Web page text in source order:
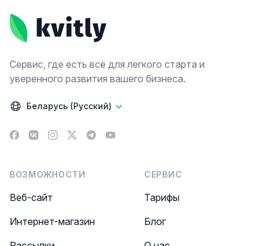
Сервис, где есть всё для легкого старта и
уверенного развития вашего бизнеса.
Беларусь (Русский)
Facebook
VK Instagram
X TelegramYouTube
ВОЗМОЖНОСТИ
Веб-сайт
Интернет-магазин
СЕРВИС
Тарифы
Блог